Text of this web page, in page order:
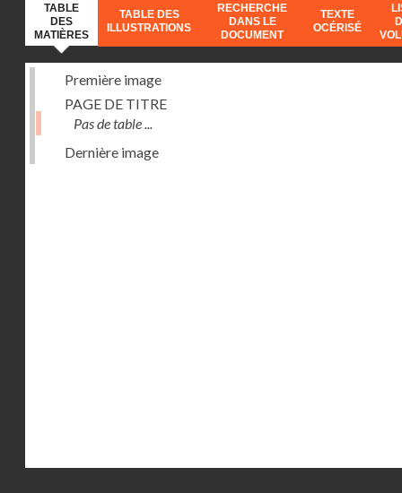
TABLE
DES
MATIÈRES
TABLE DES
ILLUSTRATIONS
RECHERCHE
DANS LE
DOCUMENT
TEXTE
OCÉRISÉ
Première image
PAGE DE TITRE
Pas de table ...
Dernière image